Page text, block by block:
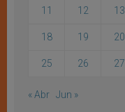
11 12 13
18 19 20
25 26 27
« Abr Jun »